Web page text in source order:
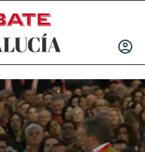
INICIAR